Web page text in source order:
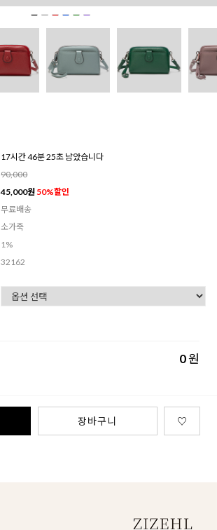
17시간 46분 23초 남았습니다
90,000
45,000원 50%할인
무료배송
소가죽
1%
32162
0원
장바구니 ♡